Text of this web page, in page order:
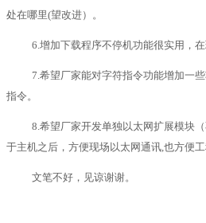
处在哪里(望改进）。
6.增加下载程序不停机功能很实用，
7.希望厂家能对字符指令功能增加一
指令。
8.希望厂家开发单独以太网扩展模块
于主机之后，方便现场以太网通讯,也方便
文笔不好，见谅谢谢。